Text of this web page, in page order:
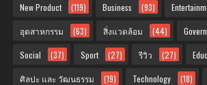
New Product (119) Business (93)
อุตสาหกรรม (63) สิ่งแวดล้อม (44)
Social (37) Sport (27) รีวิว (27)
ศิลปะ และ วัฒนธรรม (19) Technology (18)